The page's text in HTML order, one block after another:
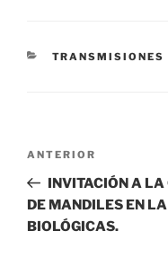
CATEGORÍAS
TRANSMISIONES
Navegación
entradas
Entrada
anterior:
ANTERIOR
INVITACIÓN A
DE MANDILES EN
BIOLÓGICAS.